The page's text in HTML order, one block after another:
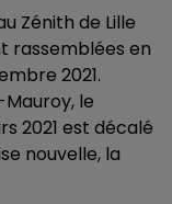
Zénith de Lille
rassemblées en
2021.
le
2021 est décalé
nouvelle, la